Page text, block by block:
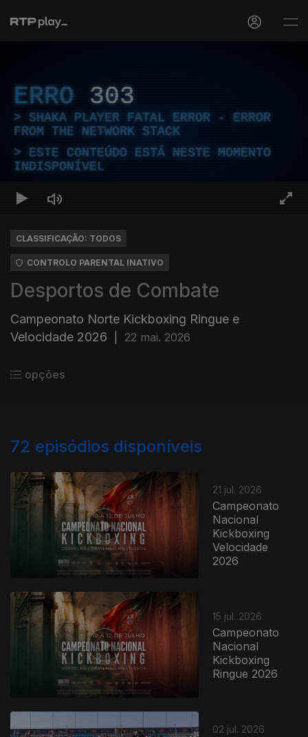
ERRO 303
SHAKA PLAYER FATAL ERROR - ERROR
FROM THE NETWORK STACK
ESTE CONTEÚDO ESTÁ NESTE MOMENTO
INDISPONÍVEL
CLASSIFICAÇÃO: TODOS
CONTROLO PARENTAL INATIVO
Desportos de Combate
Campeonato Norte Kickboxing Ringue e
Velocidade 2026
22 mai. 2026
opções
72 episódios disponíveis
21 jul. 2026
Campeonato
Nacional
Kickboxing
Velocidade
2026
15 jul. 2026
Campeonato
Nacional
Kickboxing
Ringue 2026
02 jul. 2026